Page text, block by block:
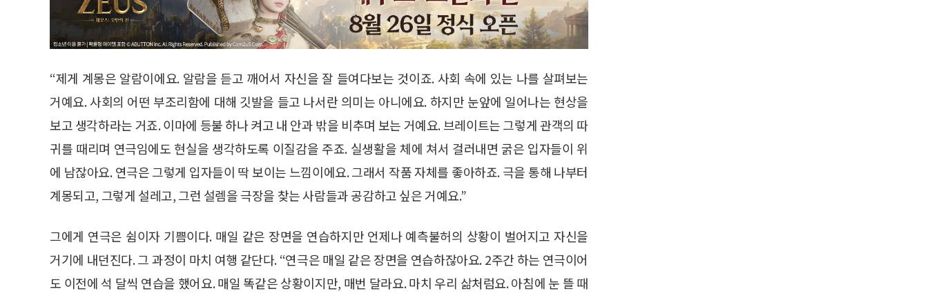
“제게 계몽은 알람이에요. 알람을 듣고 깨어서 자신을 잘 들여다보는 것이죠. 사회 속에 있는 나를 살펴보는
거예요. 사회의 어떤 부조리함에 대해 깃발을 들고 나서란 의미는 아니에요. 하지만 눈앞에 일어나는 현상을
보고 생각하라는 거죠. 이마에 등불 하나 켜고 내 안과 밖을 비추며 보는 거예요. 브레이트는 그렇게 관객의 따
귀를 때리며 연극임에도 현실을 생각하도록 이질감을 주죠. 실생활을 체에 쳐서 걸러내면 굵은 입자들이 위
에 남잖아요. 연극은 그렇게 입자들이 딱 보이는 느낌이에요. 그래서 작품 자체를 좋아하죠. 극을 통해 나부터
계몽되고, 그렇게 설레고, 그런 설렘을 극장을 찾는 사람들과 공감하고 싶은 거예요.”
그에게 연극은 쉼이자 기쁨이다. 매일 같은 장면을 연습하지만 언제나 예측불허의 상황이 벌어지고 자신을
거기에 내던진다. 그 과정이 마치 여행 같단다. “연극은 매일 같은 장면을 연습하잖아요. 2주간 하는 연극이어
도 이전에 석 달씩 연습을 했어요. 매일 똑같은 상황이지만, 매번 달라요. 마치 우리 삶처럼요. 아침에 눈 뜰 때